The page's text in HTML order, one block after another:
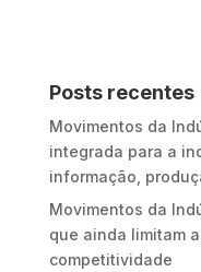
Posts recentes
Movimentos da
integrada para a
informação,
Movimentos da
que ainda limitam
competitividade